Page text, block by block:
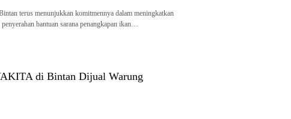
terus menunjukkan komitmennya dalam meningkatkan
bantuan sarana penangkapan ikan…
di Bintan Dijual Warung